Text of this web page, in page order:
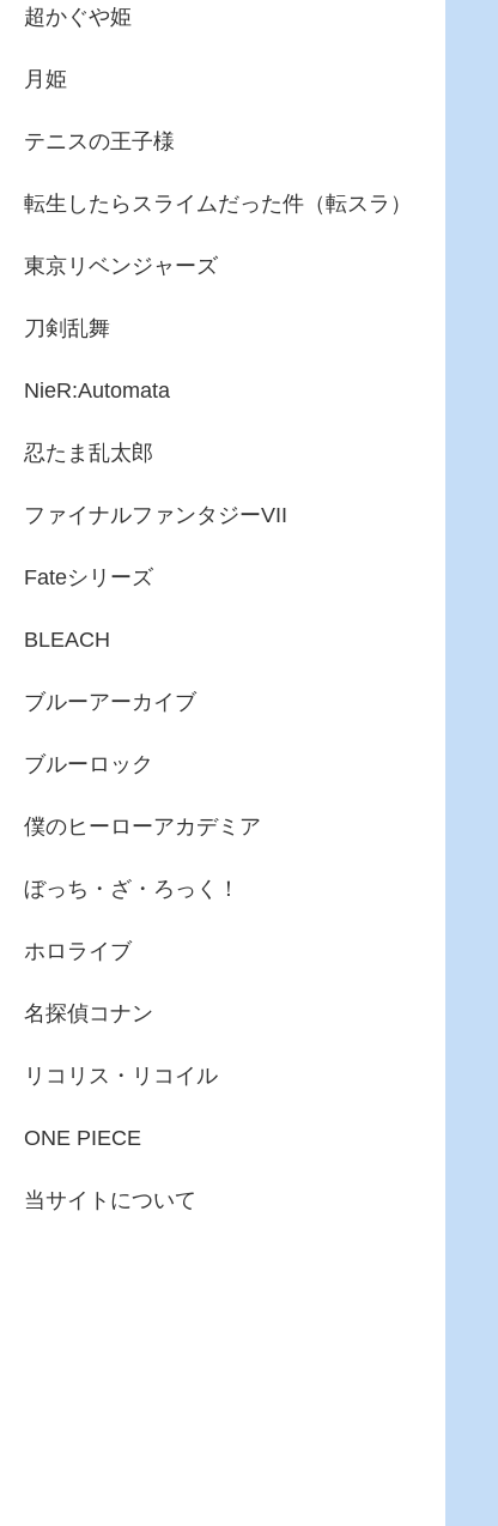
超かぐや姫
月姫
テニスの王子様
転生したらスライムだった件（転スラ）
東京リベンジャーズ
刀剣乱舞
NieR:Automata
忍たま乱太郎
ファイナルファンタジーVII
Fateシリーズ
BLEACH
ブルーアーカイブ
ブルーロック
僕のヒーローアカデミア
ぼっち・ざ・ろっく！
ホロライブ
名探偵コナン
リコリス・リコイル
ONE PIECE
当サイトについて